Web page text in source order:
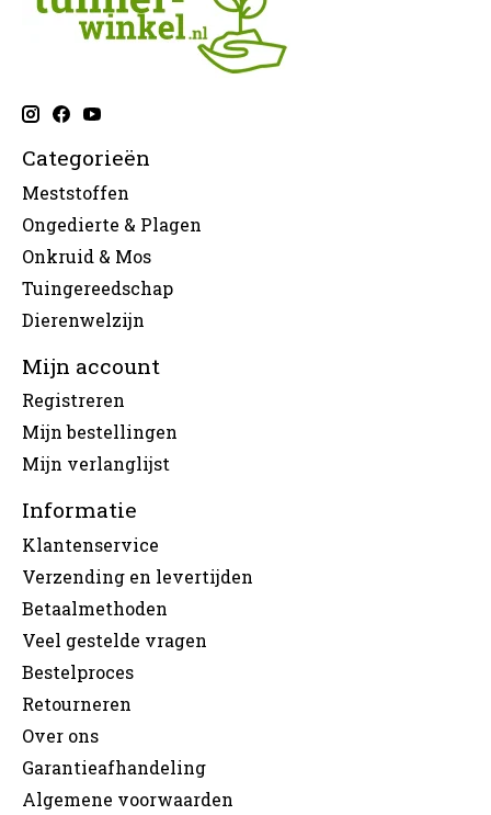
Categorieën
Meststoffen
Ongedierte & Plagen
Onkruid & Mos
Tuingereedschap
Dierenwelzijn
Mijn account
Registreren
Mijn bestellingen
Mijn verlanglijst
Informatie
Klantenservice
Verzending en levertijden
Betaalmethoden
Veel gestelde vragen
Bestelproces
Retourneren
Over ons
Garantieafhandeling
Algemene voorwaarden